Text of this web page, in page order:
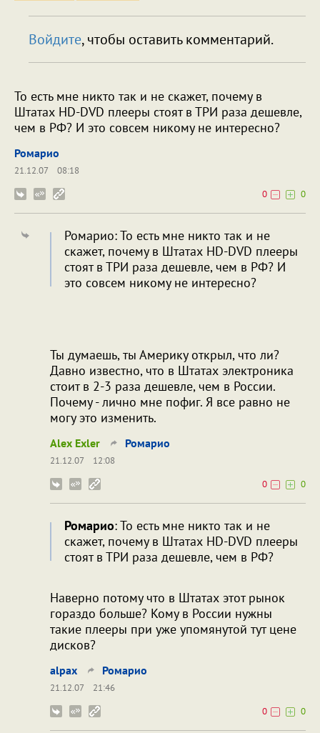
Войдите, чтобы оставить комментарий.
То есть мне никто так и не скажет, почему в
Штатах HD-DVD плееры стоят в ТРИ раза дешевле,
чем в РФ? И это совсем никому не интересно?
Ромарио
21.12.07
08:18
0
0
Ромарио: То есть мне никто так и не
скажет, почему в Штатах HD-DVD плееры
стоят в ТРИ раза дешевле, чем в РФ? И
это совсем никому не интересно?
Ты думаешь, ты Америку открыл, что ли?
Давно известно, что в Штатах электроника
стоит в 2-3 раза дешевле, чем в России.
Почему - лично мне пофиг. Я все равно не
могу это изменить.
Alex Exler Ромарио
21.12.07
12:08
0
0
Ромарио: То есть мне никто так и не
скажет, почему в Штатах HD-DVD плееры
стоят в ТРИ раза дешевле, чем в РФ?
Наверно потому что в Штатах этот рынок
гораздо больше? Кому в России нужны
такие плееры при уже упомянутой тут цене
дисков?
alpax Ромарио
21.12.07
21:46
0
0